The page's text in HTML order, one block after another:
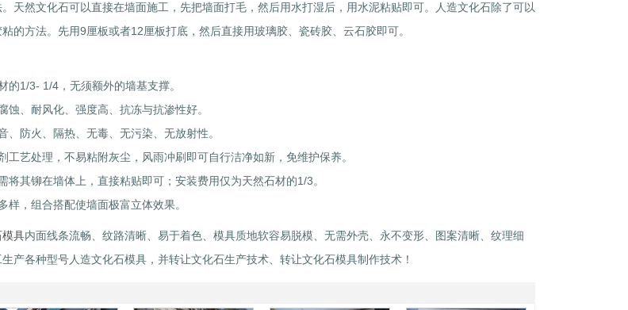
天然文化石可以直接在墙面施工，先把墙面打毛，然后用水打湿后，用水泥粘贴即可。人造文化石除了可以
的方法。先用9厘板或者12厘板打底，然后直接用玻璃胶、瓷砖胶、云石胶即可。
的1/3- 1/4，无须额外的墙基支撑。
蚀、耐风化、强度高、抗冻与抗渗性好。
、防火、隔热、无毒、无污染、无放射性。
工艺处理，不易粘附灰尘，风雨冲刷即可自行洁净如新，免维护保养。
将其铆在墙体上，直接粘贴即可；安装费用仅为天然石材的1/3。
样，组合搭配使墙面极富立体效果。
模具内面线条流畅、纹路清晰、易于着色、模具质地软容易脱模、无需外壳、永不变形、图案清晰、纹理细
产各种型号人造文化石模具，并转让文化石生产技术、转让文化石模具制作技术！